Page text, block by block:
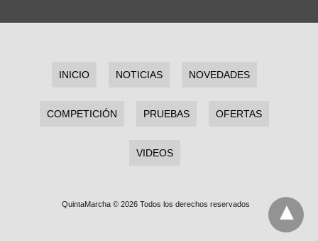
INICIO NOTICIAS NOVEDADES
COMPETICIÓN PRUEBAS OFERTAS
VIDEOS
QuintaMarcha © 2026 Todos los derechos reservados